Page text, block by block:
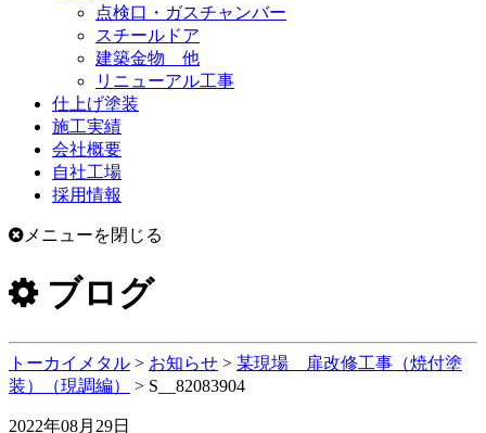
点検口・ガスチャンバー
スチールドア
建築金物 他
リニューアル工事
仕上げ塗装
施工実績
会社概要
自社工場
採用情報
メニューを閉じる
ブログ
トーカイメタル > お知らせ > 某現場 扉改修工事（焼付塗
装）（現調編）
> S__82083904
2022年08月29日